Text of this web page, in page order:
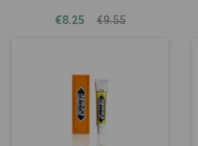
€8.25 €9.55